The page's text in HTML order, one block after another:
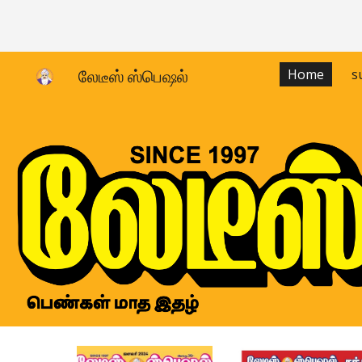
​லேடீஸ் ஸ்பெஷல்​ Home